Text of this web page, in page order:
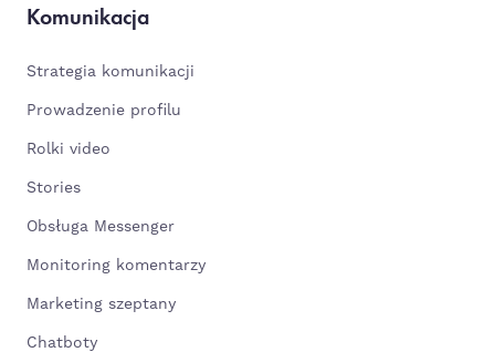
Komunikacja
Strategia komunikacji
Prowadzenie profilu
Rolki video
Stories
Obsługa Messenger
Monitoring komentarzy
Marketing szeptany
Chatboty